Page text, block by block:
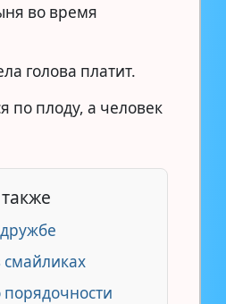
во время
голова платит.
по плоду, а человек